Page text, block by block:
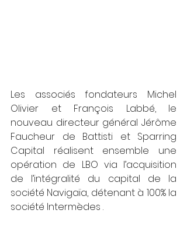
Les associés fondateurs Michel
Olivier et François Labbé, le
nouveau directeur général Jérôme
Faucheur de Battisti et Sparring
Capital réalisent ensemble une
opération de LBO via l’acquisition
de l’intégralité du capital de la
société Navigaïa, détenant à 100% la
société Intermèdes .